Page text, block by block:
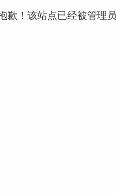
歉！该站点已经被管理